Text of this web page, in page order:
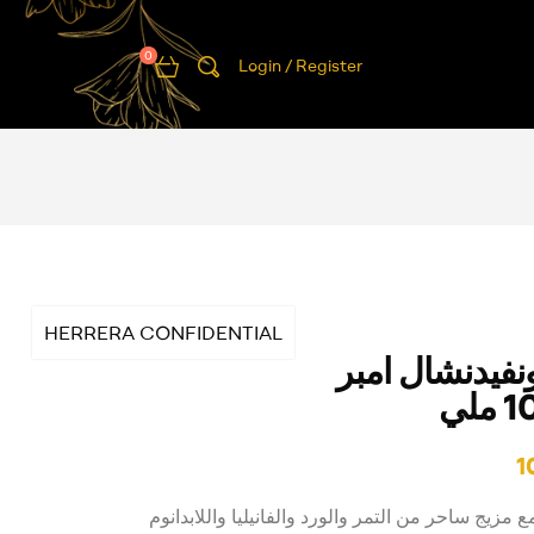
Login / Register
0
HERRERA CONFIDENTIAL
امبر
ساحر من التمر والورد والفانيليا واللابدانوم